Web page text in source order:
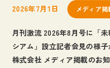
2026年7月1日 メディア掲
月刊激流 2026年8月号に「
シアム」設立記者会見の様
株式会社 メディア掲載のお